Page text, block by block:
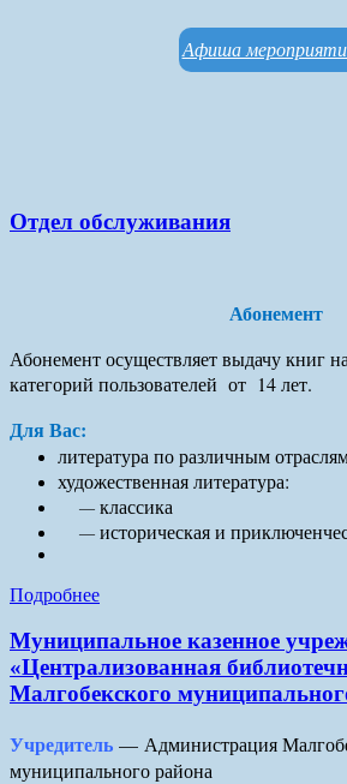
Афиша
Отдел обслуживания
Абонемент
Абонемент осуществляет выдачу книг
категорий пользователей от 14 лет.
Для Вас:
литература по различным
художественная литература:
— классика
— историческая и
Подробнее
Муниципальное казенное
«Централизованная
Малгобекского
Учредитель — Администрация
муниципального района